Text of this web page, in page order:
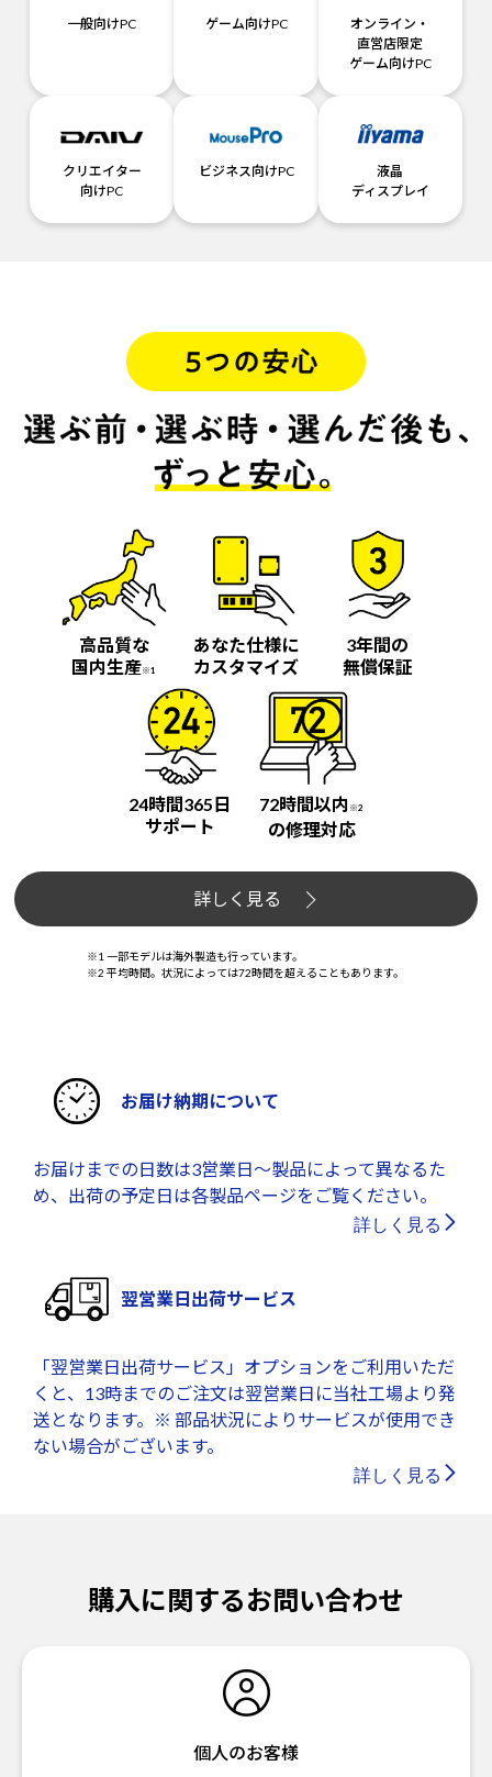
一般向けPC ゲーム向けPC
オンライン・
直営店限定
ゲーム向けPC
クリエイター
向けPC
ビジネス向けPC
液晶
ディスプレイ
高品質な
国内生産※1
あなた仕様に
カスタマイズ
3年間の
無償保証
24時間365日
サポート
72時間以内 ※2
の修理対応
詳しく見る
※1 一部モデルは海外製造も行っています。
※2 平均時間。状況によっては72時間を超えることもあります。
お届け納期について
お届けまでの日数は3営業日～製品によって異なるた
め、出荷の予定日は各製品ページをご覧ください。
詳しく見る
翌営業日出荷サービス
「翌営業日出荷サービス」オプションをご利用いただ
くと、13時までのご注文は翌営業日に当社工場より発
送となります。※ 部品状況によりサービスが使用でき
ない場合がございます。
詳しく見る
購入に関するお問い合わせ
個人のお客様